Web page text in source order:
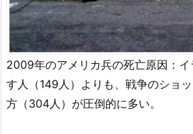
2009年のアメリカ兵の死亡原因：イ
す人（149人）よりも、戦争のショ
方（304人）が圧倒的に多い。